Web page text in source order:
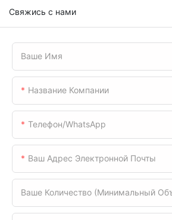
Свяжись с нами
Ваше Имя
Название Компании
Телефон/WhatsApp
Ваш Адрес Электронной Почты